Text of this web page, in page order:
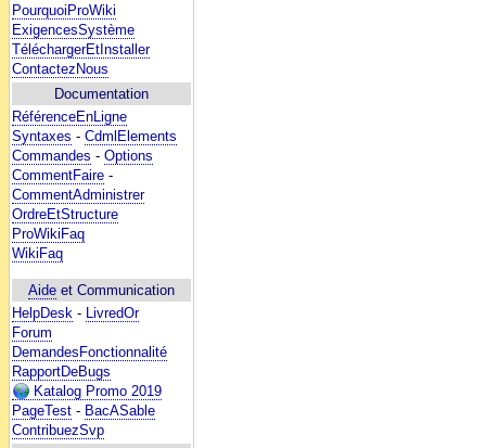
PourquoiProWiki
ExigencesSystème
TéléchargerEtInstaller
ContactezNous
Documentation
RéférenceEnLigne
Syntaxes - CdmlElements
Commandes - Options
CommentFaire -
CommentAdministrer
OrdreEtStructure
ProWikiFaq
WikiFaq
Aide et Communication
HelpDesk - LivredOr
Forum
DemandesFonctionnalité
RapportDeBugs
Katalog Promo 2019
PageTest - BacASable
ContribuezSvp